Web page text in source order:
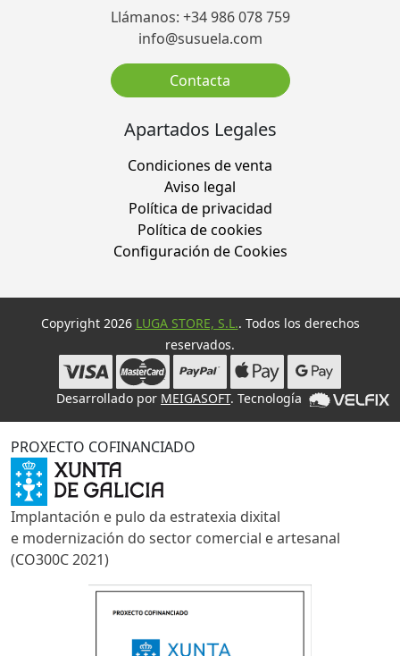
Llámanos: +34 986 078 759
info@susuela.com
Contacta
Apartados Legales
Condiciones de venta
Aviso legal
Política de privacidad
Política de cookies
Configuración de Cookies
Copyright 2026 LUGA STORE, S.L.. Todos los derechos
reservados.
Desarrollado por MEIGASOFT. Tecnología
PROXECTO COFINANCIADO
Implantación e pulo da estratexia dixital
e modernización do sector comercial e artesanal
(CO300C 2021)